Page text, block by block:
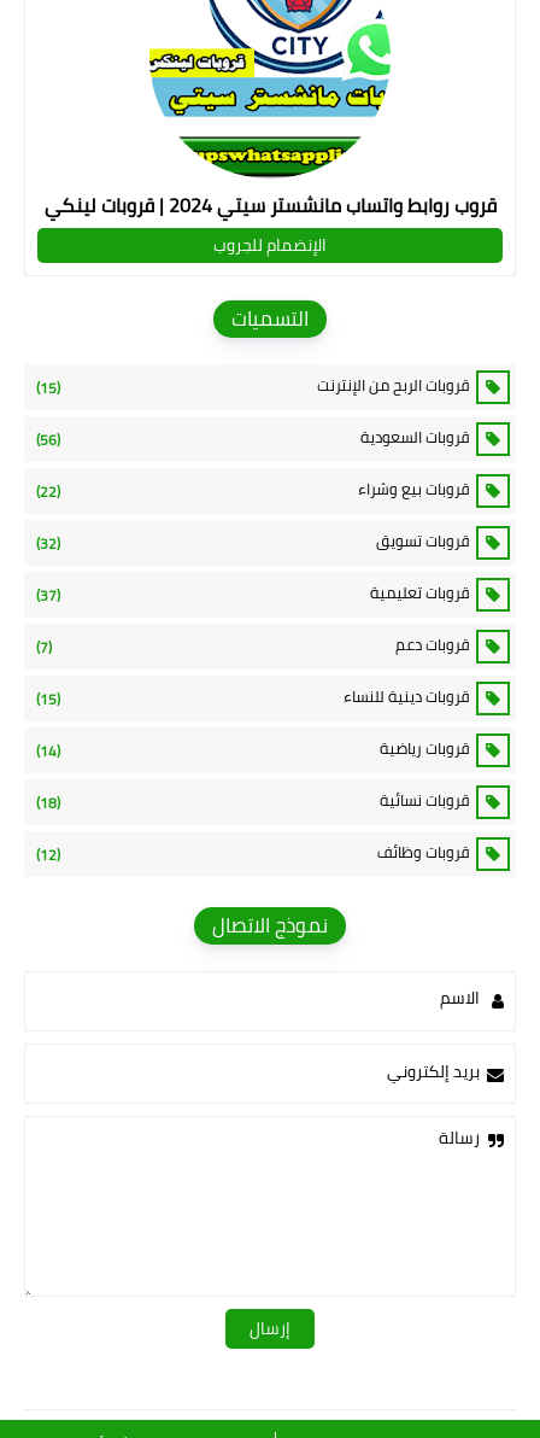
قروب روابط واتساب مانشستر سيتي 2024 | قروبات لينكي
الإنضمام للجروب
التسميات
قروبات الربح من الإنترنت (15)
قروبات السعودية (56)
قروبات بيع وشراء (22)
قروبات تسويق (32)
قروبات تعليمية (37)
قروبات دعم (7)
قروبات دينية للنساء (15)
قروبات رياضية (14)
قروبات نسائية (18)
قروبات وظائف (12)
نموذج الاتصال
الاسم
بريد إلكتروني
رسالة
قروبات لينكي